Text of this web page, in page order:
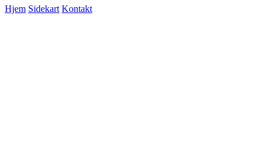
Hjem Sidekart Kontakt